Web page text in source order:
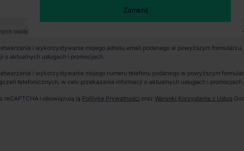
Zamknij
osobowych jest CBRE sp. z o. o. z siedzibą w Warszawie, Rondo Daszyńskiego 1,
i wykorzystywanie mojego adresu email podanego w powyższym
o aktualnych usługach i promocjach.
i wykorzystywanie mojego numeru telefonu podanego w powyższym
telefonicznych, w celu przekazania informacji o aktualnych usługach i promocjach.
reCAPTCHA i obowiązują ją Politykę Prywatności orazWarunki Korzystania z Usług
Zamknij